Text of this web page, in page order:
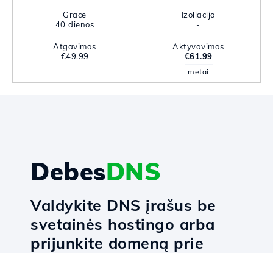
Grace
40 dienos
Izoliacija
-
Atgavimas
€49.99
Aktyvavimas
€61.99
metai
DebesDNS
Valdykite DNS įrašus be
svetainės hostingo arba
prijunkite domeną prie